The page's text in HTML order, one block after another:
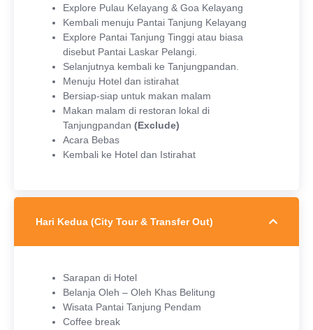
Explore Pulau Kelayang & Goa Kelayang
Kembali menuju Pantai Tanjung Kelayang
Explore Pantai Tanjung Tinggi atau biasa
disebut Pantai Laskar Pelangi.
Selanjutnya kembali ke Tanjungpandan.
Menuju Hotel dan istirahat
Bersiap-siap untuk makan malam
Makan malam di restoran lokal di
Tanjungpandan (Exclude)
Acara Bebas
Kembali ke Hotel dan Istirahat
Hari Kedua (City Tour & Transfer Out)
Sarapan di Hotel
Belanja Oleh – Oleh Khas Belitung
Wisata Pantai Tanjung Pendam
Coffee break